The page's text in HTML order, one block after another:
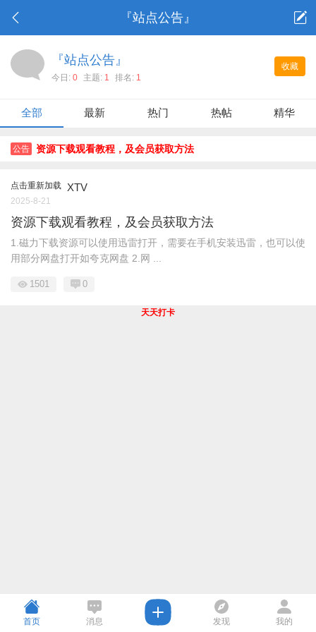
『站点公告』
收藏
『站点公告』
今日: 0 主题: 1 排名: 1
全部 最新 热门 热帖 精华
公告 资源下载观看教程，及会员获取方法
点击重新加载 XTV
2025-8-21
资源下载观看教程，及会员获取方法
1.磁力下载资源可以使用迅雷打开，需要在手机安装迅雷，也可以使
用部分网盘打开如夸克网盘 2.网 ...
1501 0
天天打卡
首页 消息 发现 我的